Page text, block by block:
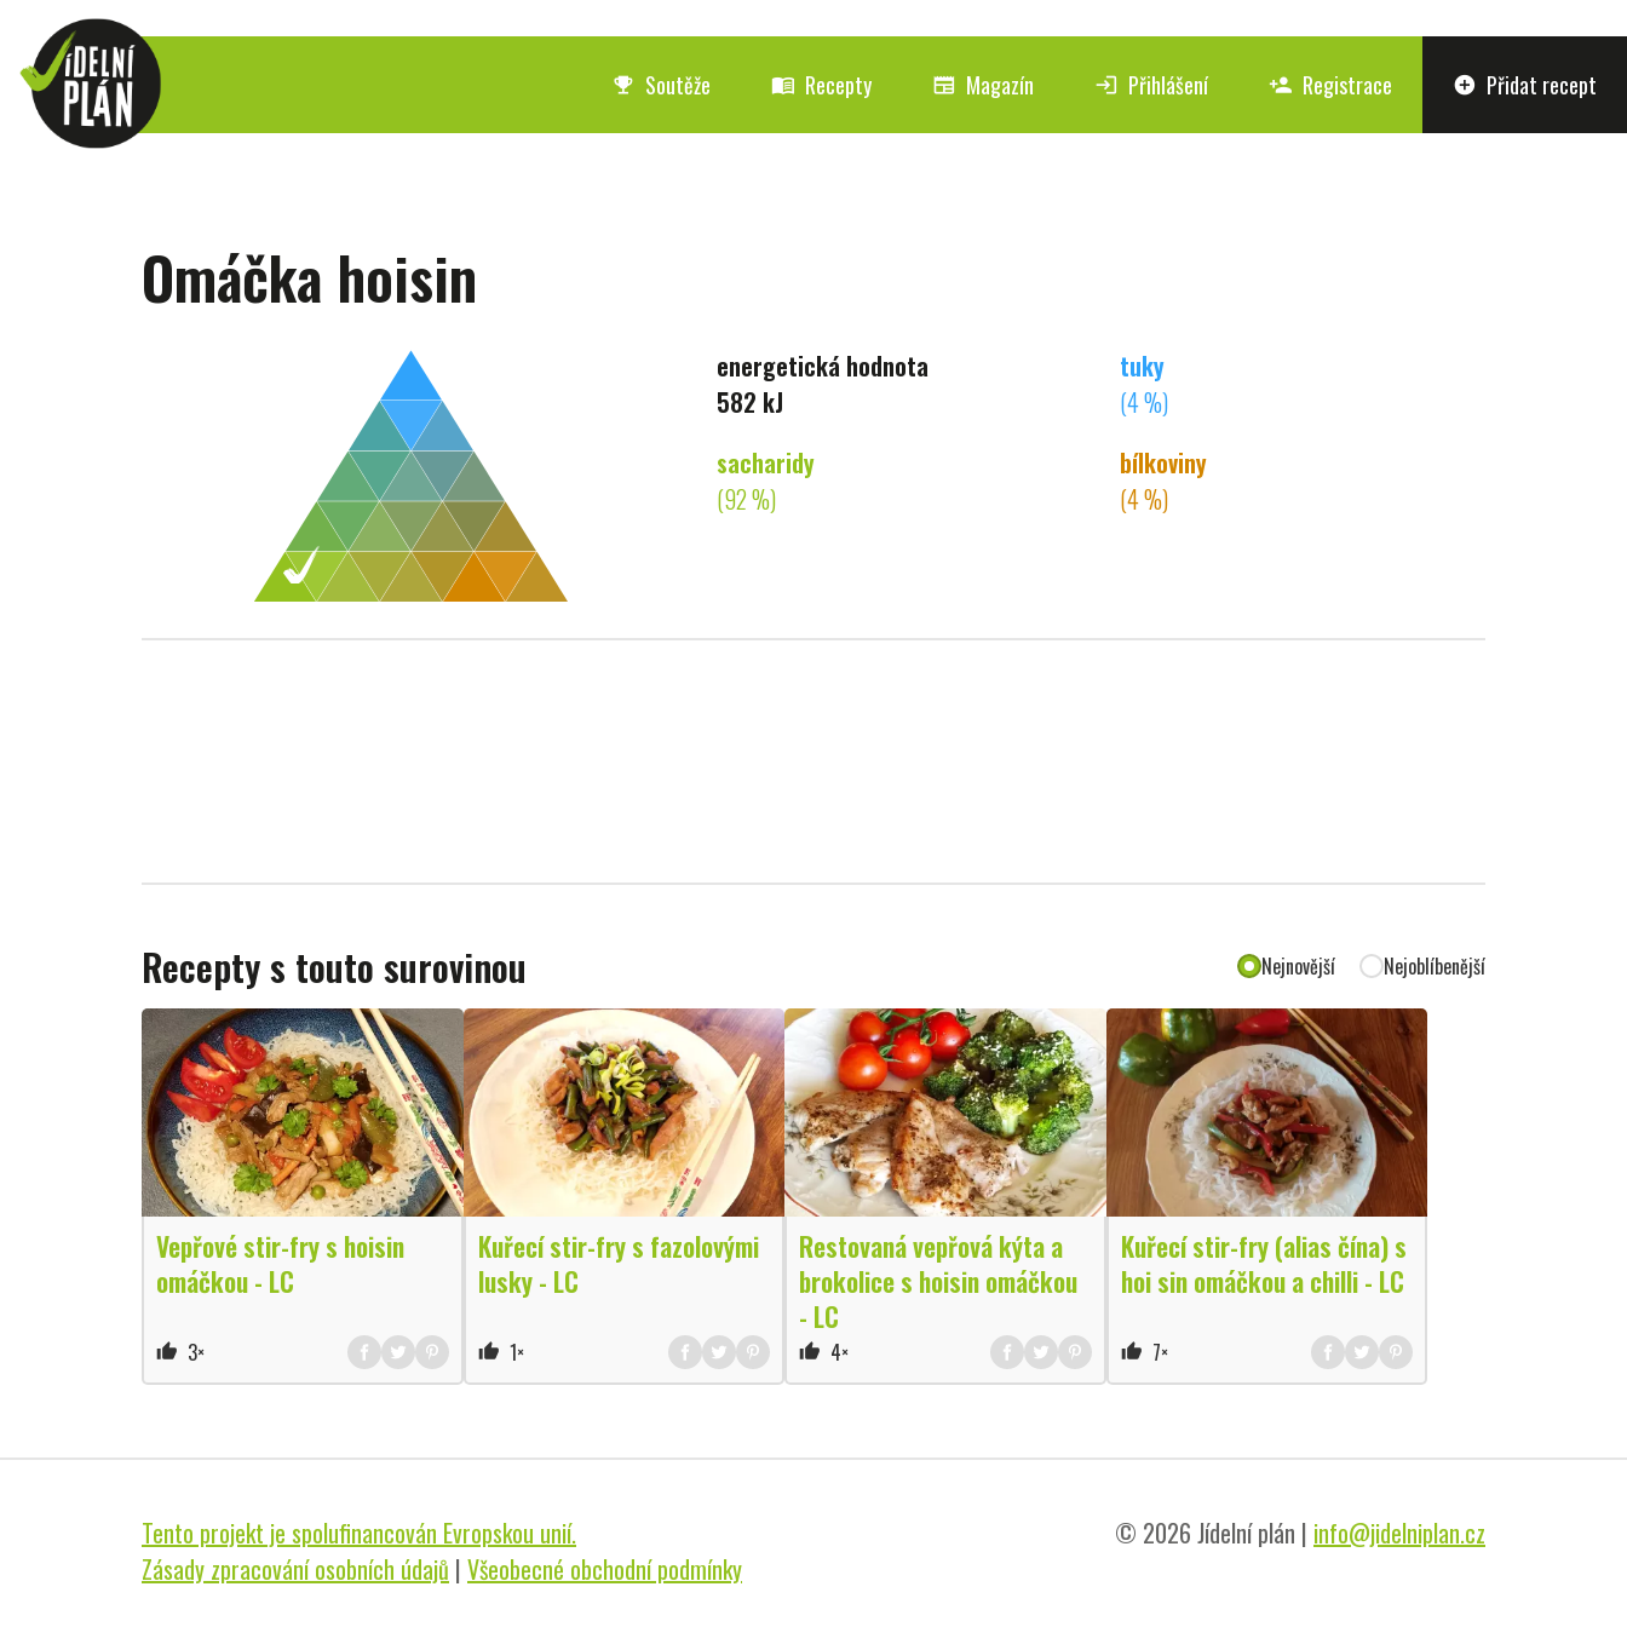
emoji_events Soutěže menu_book Recepty newspaper Magazín login Přihlášení person_add Registrace add_circle Přidat recept
Omáčka hoisin
energetická hodnota
582 kJ
tuky
(4 %)
sacharidy
(92 %)
bílkoviny
(4 %)
Recepty s touto surovinou Nejnovější Nejoblíbenější
Vepřové stir-fry s hoisin
omáčkou - LC
thumb_up 3×
Kuřecí stir-fry s fazolovými
lusky - LC
thumb_up 1×
Restovaná vepřová kýta a
brokolice s hoisin omáčkou
- LC
thumb_up 4×
Kuřecí stir-fry (alias čína) s
hoi sin omáčkou a chilli - LC
thumb_up 7×
Tento projekt je spolufinancován Evropskou unií.
Zásady zpracování osobních údajů | Všeobecné obchodní podmínky
© 2026 Jídelní plán | info@jidelniplan.cz